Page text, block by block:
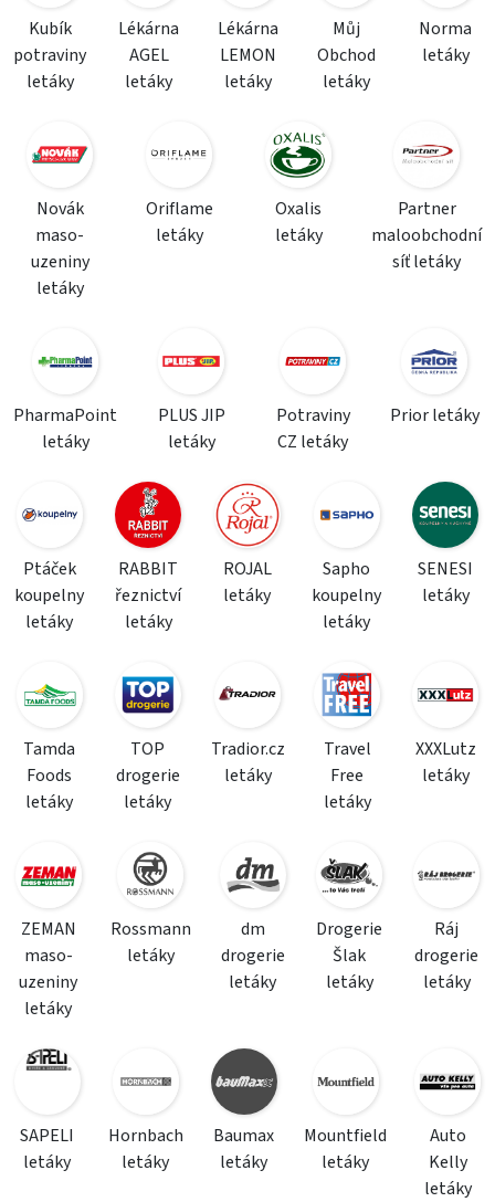
Kubík
potraviny
letáky
Lékárna
AGEL
letáky
Lékárna
LEMON
letáky
Můj
Obchod
letáky
Norma
letáky
Novák
maso-
uzeniny
letáky
Oriflame
letáky
Oxalis
letáky
Partner
maloobchodní
síť letáky
PharmaPoint
letáky
PLUS JIP
letáky
Potraviny
CZ letáky
Prior letáky
Ptáček
koupelny
letáky
RABBIT
řeznictví
letáky
ROJAL
letáky
Sapho
koupelny
letáky
SENESI
letáky
Tamda
Foods
letáky
TOP
drogerie
letáky
Tradior.cz
letáky
Travel
Free
letáky
XXXLutz
letáky
ZEMAN
maso-
uzeniny
letáky
Rossmann
letáky
dm
drogerie
letáky
Drogerie
Šlak
letáky
Ráj
drogerie
letáky
SAPELI
letáky
Hornbach
letáky
Baumax
letáky
Mountfield
letáky
Auto
Kelly
letáky